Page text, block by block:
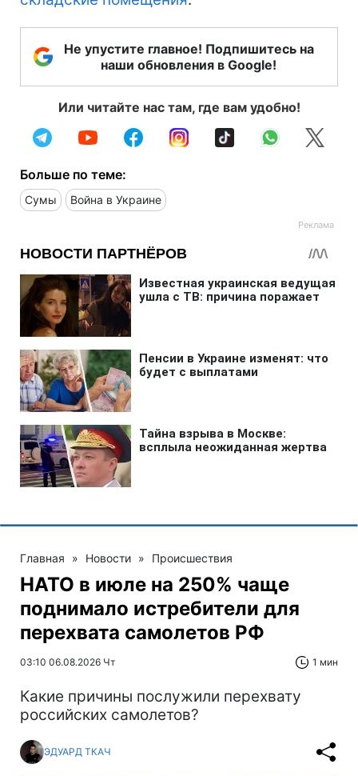
Не упустите главное! Подпишитесь на
наши обновления в Google!
Или читайте нас там, где вам удобно!
Больше по теме:
Сумы Война в Украине
Главная » Новости » Происшествия
НАТО в июле на 250% чаще
поднимало истребители для
перехвата самолетов РФ
03:10 06.08.2026 Чт 1 мин
Какие причины послужили перехвату
российских самолетов?
ЭДУАРД ТКАЧ